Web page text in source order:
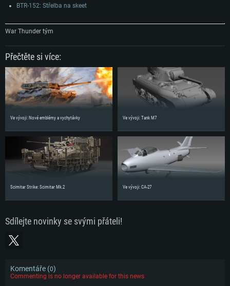
BTR-152: Střelba na skeet
War Thunder tým
Přečtěte si více:
Ve vývoji: Nové emblémy a vychytávky Ve vývoji: Tank M7
Scimitar Strike: Scimitar Mk.2 Ve vývoji: CA-27
Sdílejte novinky se svými přáteli!
Komentáře (0)
Commenting is no longer available for this news